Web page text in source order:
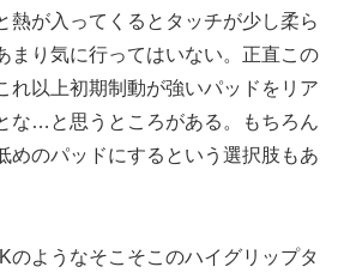
熱が入ってくるとタッチが少し柔ら
まり気に行ってはいない。正直この
れ以上初期制動が強いパッドをリア
な…と思うところがある。もちろん
めのパッドにするという選択肢もあ
のようなそこそこのハイグリップタ